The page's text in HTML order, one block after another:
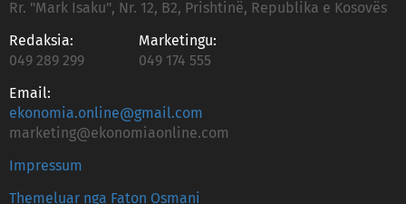
Rr. "Mark Isaku", Nr. 12, B2, Prishtinë, Republika e Kosovës
Redaksia:
049 289 299
Marketingu:
049 174 555
Email:
ekonomia.online@gmail.com
marketing@ekonomiaonline.com
Impressum
Themeluar nga Faton Osmani